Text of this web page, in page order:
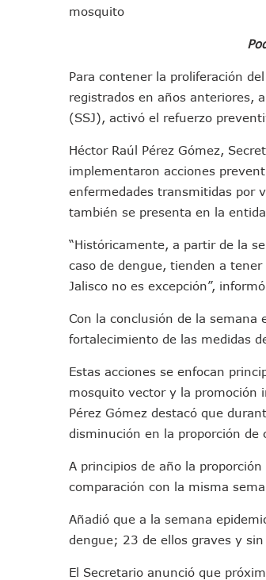
En Abril
Accidente
Este
Nidos De
Morena
Hallazgo
Regresa
Ra
“Kato”
México
Munguía
ATM
Avenida
Caída De
Mercado
CEDHJ
Maleza
Lluvias E
Bruno
mosquito
Para contener la proliferación
registrados en años anteriores,
(SSJ), activó el refuerzo
Héctor Raúl Pérez Gómez,
implementaron acciones
enfermedades transmitidas por
también se presenta en la
“Históricamente, a partir de la
caso de dengue, tienden a
Jalisco no es excepción”,
Con la conclusión de la
fortalecimiento de las medidas
Estas acciones se enfocan
mosquito vector y la promoción
Pérez Gómez destacó que
disminución en la proporción de
A principios de año la
comparación con la misma
Añadió que a la semana
dengue; 23 de ellos graves y
El Secretario anunció que